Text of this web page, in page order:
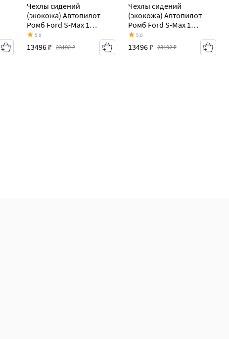
Чехлы сидений
(экокожа) Автопилот
Ромб Ford S-Max 1
дорестайлинг (2006-
2010)
5.0
13496 ₽ 23192 ₽
Чехлы сидений
(экокожа) Автопилот
Ромб Ford S-Max 1
дорестайлинг (2006-
2010)
5.0
13496 ₽ 23192 ₽